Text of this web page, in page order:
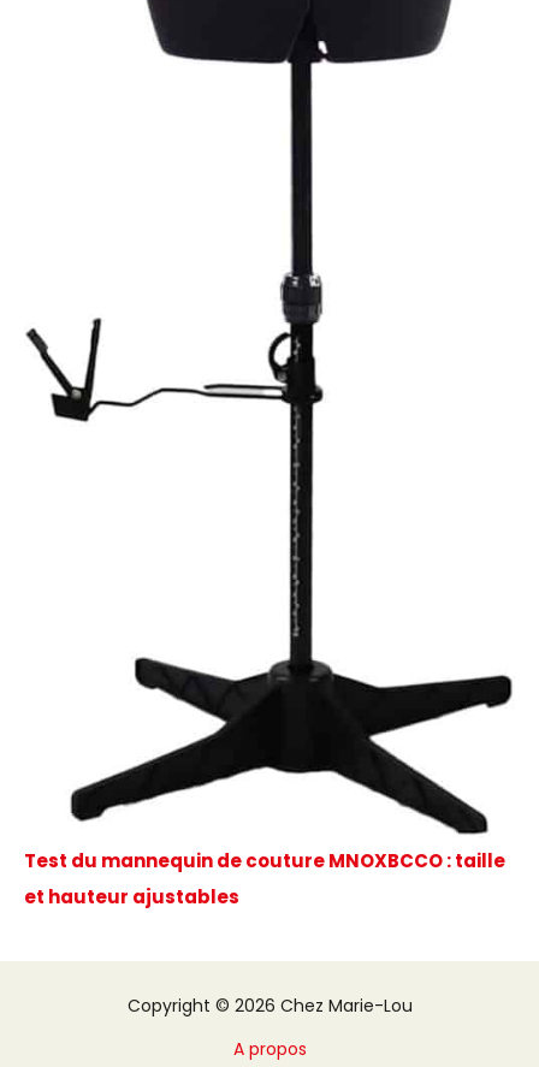
Test du mannequin de couture MNOXBCCO : taille
et hauteur ajustables
Copyright © 2026 Chez Marie-Lou
A propos